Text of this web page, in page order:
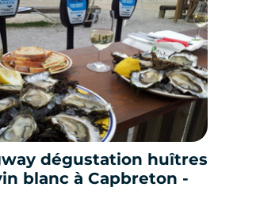
dégustation huîtres
blanc à Capbreton -